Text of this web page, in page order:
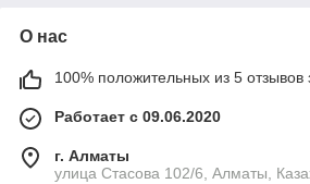
О нас
100% положительных из 5 отзывов
Работает с 09.06.2020
г. Алматы
улица Стасова 102/6, Алматы,